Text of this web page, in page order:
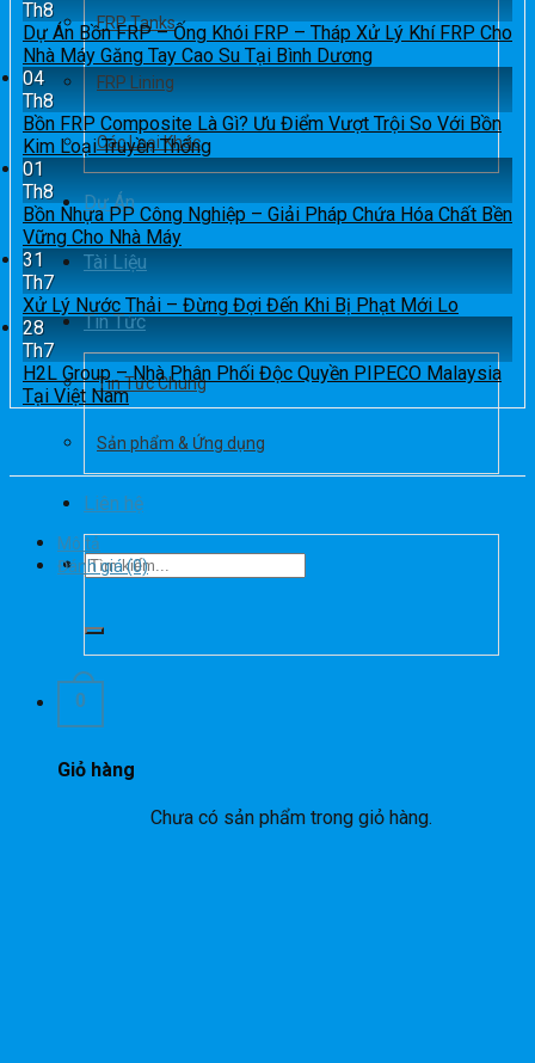
FRP Tanks
FRP Lining
Các Loại Khác
Dự Án
Tài Liệu
Tin Tức
Tin Tức Chung
Sản phẩm & Ứng dụng
Liên hệ
Tìm
kiếm:
0
Giỏ hàng
Chưa có sản phẩm trong giỏ hàng.
Th8
Dự Án Bồn FRP – Ống Khói FRP – Tháp Xử Lý Khí FRP Cho
Nhà Máy Găng Tay Cao Su Tại Bình Dương
04
Th8
Bồn FRP Composite Là Gì? Ưu Điểm Vượt Trội So Với Bồn
Kim Loại Truyền Thống
01
Th8
Bồn Nhựa PP Công Nghiệp – Giải Pháp Chứa Hóa Chất Bền
Vững Cho Nhà Máy
31
Th7
Xử Lý Nước Thải – Đừng Đợi Đến Khi Bị Phạt Mới Lo
28
Th7
H2L Group – Nhà Phân Phối Độc Quyền PIPECO Malaysia
Tại Việt Nam
Mô tả
Đánh giá (0)